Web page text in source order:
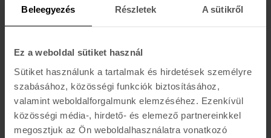
Beleegyezés Részletek A sütikről
Ez a weboldal sütiket használ
Sütiket használunk a tartalmak és hirdetések személyre
szabásához, közösségi funkciók biztosításához,
valamint weboldalforgalmunk elemzéséhez. Ezenkívül
közösségi média-, hirdető- és elemező partnereinkkel
megosztjuk az Ön weboldalhasználatra vonatkozó
23.990 Ft
CLASSIC SURF HOODED TOWEL
17.990 Ft